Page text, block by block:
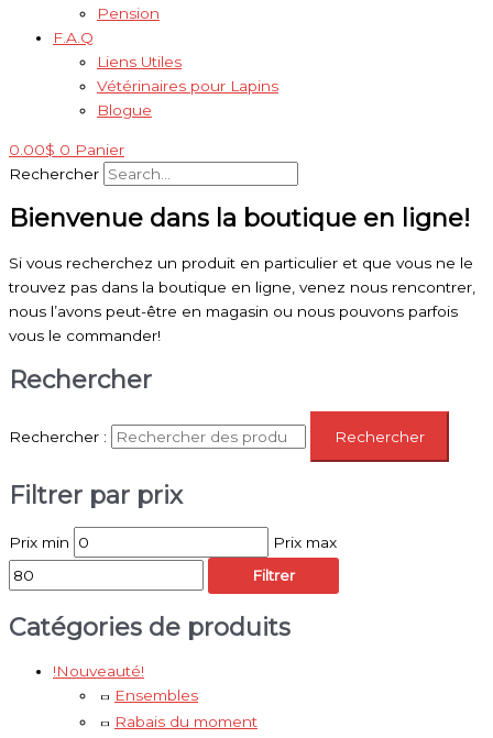
Pension
F.A.Q
Liens Utiles
Vétérinaires pour Lapins
Blogue
0.00$ 0 Panier
Rechercher
Bienvenue dans la boutique en ligne!
Si vous recherchez un produit en particulier et que vous ne le
trouvez pas dans la boutique en ligne, venez nous rencontrer,
nous l’avons peut-être en magasin ou nous pouvons parfois
vous le commander!
Rechercher
Rechercher : Rechercher
Filtrer par prix
Prix min
Prix max
Filtrer
Catégories de produits
!Nouveauté!
Ensembles
Rabais du moment